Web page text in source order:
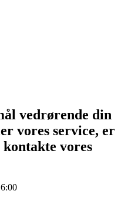
vedrørende din
vores service, er
vores